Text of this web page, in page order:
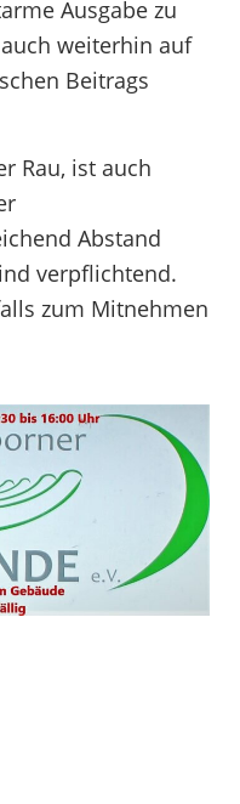
Ausgabe zu
weiterhin auf
Beitrags
Rau, ist auch
Abstand
verpflichtend.
zum Mitnehmen